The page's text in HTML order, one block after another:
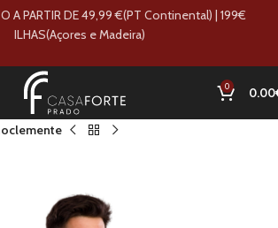
0 0.00
A PARTIR DE 49,99 €(PT Continental) | 199€
ILHAS(Açores e Madeira)